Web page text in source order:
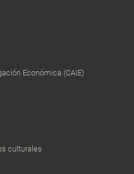
Económica (CAIE)
culturales